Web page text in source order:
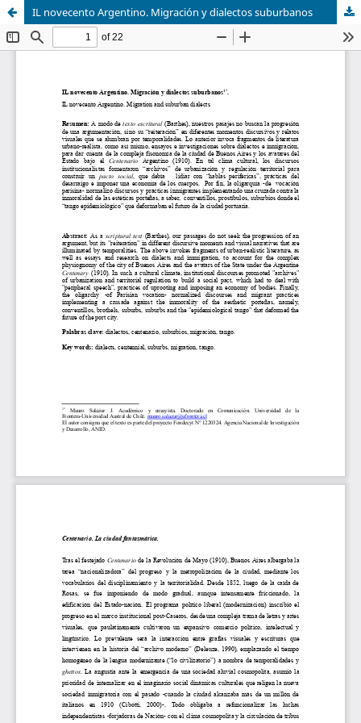
IL novecento Argentino. Migración y dialectos suburbanos